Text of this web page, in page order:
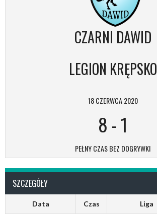
CZARNI DAWID
LEGION KRĘPSKO
18 CZERWCA 2020
8 -1
PEŁNY CZAS BEZ DOGRYWKI
SZCZEGÓŁY
Data Czas Liga